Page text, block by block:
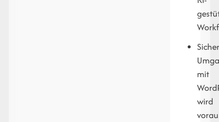
mit
wird